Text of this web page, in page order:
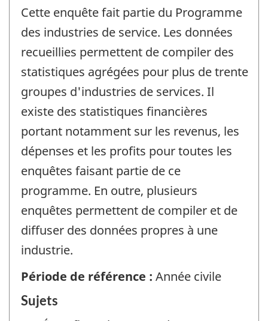
Cette enquête fait partie du Programme
des industries de service. Les données
recueillies permettent de compiler des
statistiques agrégées pour plus de trente
groupes d'industries de services. Il
existe des statistiques financières
portant notamment sur les revenus, les
dépenses et les profits pour toutes les
enquêtes faisant partie de ce
programme. En outre, plusieurs
enquêtes permettent de compiler et de
diffuser des données propres à une
industrie.
Période de référence : Année civile
Sujets